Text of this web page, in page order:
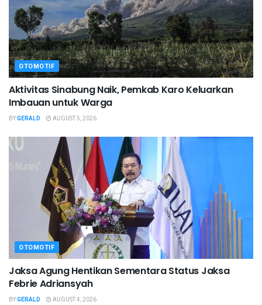
OTOMOTIF
Aktivitas Sinabung Naik, Pemkab Karo Keluarkan
Imbauan untuk Warga
BYGERALD AUGUST 5, 2026
OTOMOTIF
Jaksa Agung Hentikan Sementara Status Jaksa
Febrie Adriansyah
BYGERALD AUGUST 4, 2026